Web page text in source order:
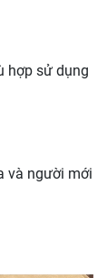
hợp sử dụng
và người mới